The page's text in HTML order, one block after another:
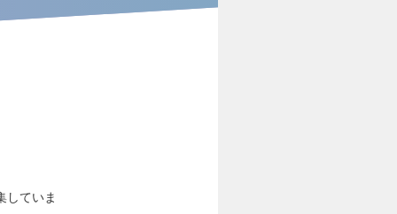
していま